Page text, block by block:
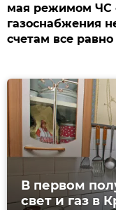
мая режимом ЧС
газоснабжения
счетам все
В первом
свет и газ в